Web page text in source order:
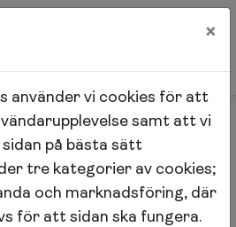
×
använder vi cookies för att
samt att vi
på bästa sätt
tre kategorier av cookies;
och marknadsföring, där
för att sidan ska fungera.